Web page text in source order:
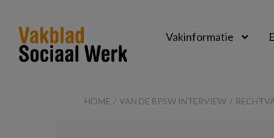
Sociaal
Vakinformatie
HOME VAN DE BPSW INTERVIEW